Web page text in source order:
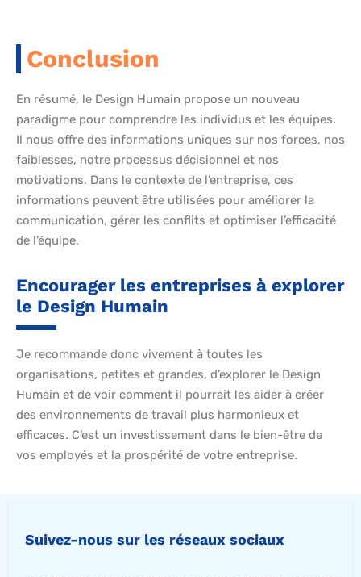
Conclusion
En résumé, le Design Humain propose un nouveau
paradigme pour comprendre les individus et les équipes.
Il nous offre des informations uniques sur nos forces, nos
faiblesses, notre processus décisionnel et nos
motivations. Dans le contexte de l’entreprise, ces
informations peuvent être utilisées pour améliorer la
communication, gérer les conflits et optimiser l’efficacité
de l’équipe.
Encourager les entreprises à explorer
le Design Humain
Je recommande donc vivement à toutes les
organisations, petites et grandes, d’explorer le Design
Humain et de voir comment il pourrait les aider à créer
des environnements de travail plus harmonieux et
efficaces. C’est un investissement dans le bien-être de
vos employés et la prospérité de votre entreprise.
Suivez-nous sur les réseaux sociaux